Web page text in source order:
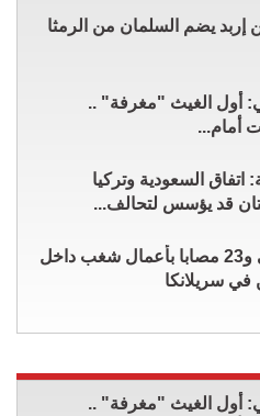
إربد يضم السلمان من الرمثا
أول الغيث "مغرفة" ..
أمام...
اتفاق السعودية وتركيا
قد يؤسس لتحالف...
3 قتلى و23 مصابا بأعمال شغب داخل
سريلانكا
أول الغيث "مغرفة" ..